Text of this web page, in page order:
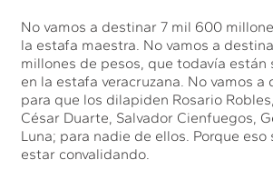
No vamos a destinar 7 mil 600
la estafa maestra. No vamos a
millones de pesos, que todavía están
en la estafa veracruzana. No vamos
para que los dilapiden Rosario
César Duarte, Salvador Cienfuegos,
Luna; para nadie de ellos. Porque eso
estar convalidando.